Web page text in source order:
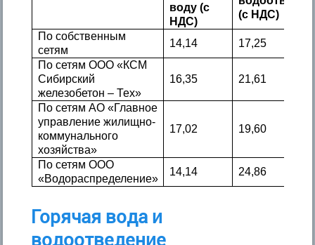
воду (с
НДС)
(с НДС)
По собственным
сетям
14,14
17,25
По сетям ООО «КСМ
Сибирский
железобетон – Тех»
16,35 21,61
По сетям АО «Главное
управление жилищно-
коммунального
хозяйства»
17,02 19,60
По сетям ООО
«Водораспределение»
14,14 24,86
Горячая вода и
водоотведение